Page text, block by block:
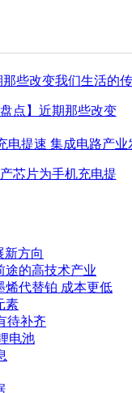
盘点】近期那些改变
芯片为手机充电提
新方向
途的高技术产业
烯代替铂 成本更低
素
待补齐
电池